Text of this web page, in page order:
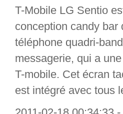
T-Mobile LG Sentio
conception candy bar
téléphone quadri-
messagerie, qui a
T-mobile. Cet écran
est intégré avec tous